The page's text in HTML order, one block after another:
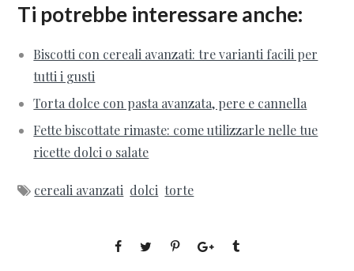
Ti potrebbe interessare anche:
Biscotti con cereali avanzati: tre varianti facili per
tutti i gusti
Torta dolce con pasta avanzata, pere e cannella
Fette biscottate rimaste: come utilizzarle nelle tue
ricette dolci o salate
cereali avanzati dolci torte